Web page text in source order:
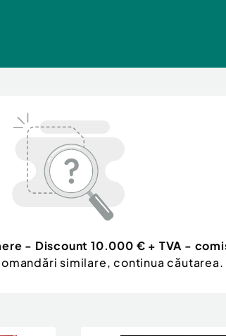
- Discount 10.000 € + TVA -
similare, continua căutarea.